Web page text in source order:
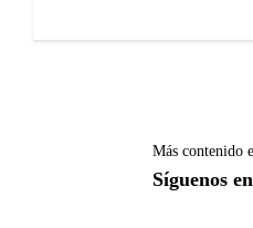
Más contenido
Síguenos